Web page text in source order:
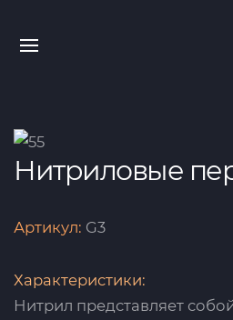
Нитриловые
Артикул: G3
Характеристики:
Нитрил представляет